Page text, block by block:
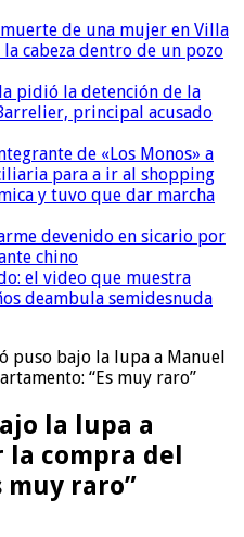
de una mujer en Villa
cabeza dentro de un pozo
pidió la detención de la
principal acusado
de «Los Monos» a
para a ir al shopping
y tuvo que dar marcha
devenido en sicario por
chino
el video que muestra
deambula semidesnuda
puso bajo la lupa a Manuel
“Es muy raro”
la lupa a
la compra del
muy raro”